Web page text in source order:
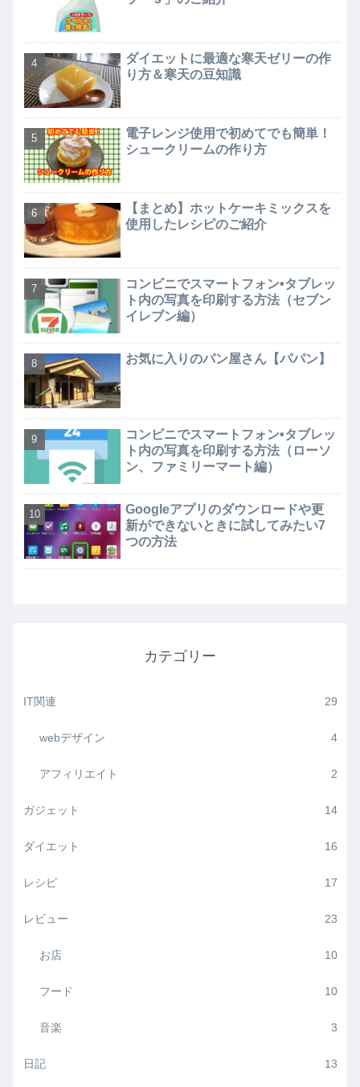
ダイエットに最適な寒天ゼリーの作
り方＆寒天の豆知識
電子レンジ使用で初めてでも簡単！
シュークリームの作り方
【まとめ】ホットケーキミックスを
使用したレシピのご紹介
コンビニでスマートフォン•タブレッ
ト内の写真を印刷する方法（セブン
イレブン編）
お気に入りのパン屋さん【パパン】
コンビニでスマートフォン•タブレッ
ト内の写真を印刷する方法（ローソ
ン、ファミリーマート編）
Googleアプリのダウンロードや更
新ができないときに試してみたい7
つの方法
カテゴリー
IT関連 29
webデザイン 4
アフィリエイト 2
ガジェット 14
ダイエット 16
レシピ 17
レビュー 23
お店 10
フード 10
音楽 3
日記 13